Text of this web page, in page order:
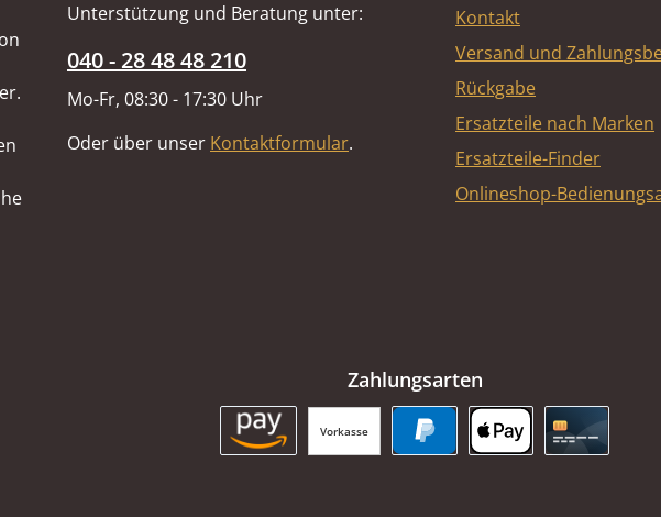
Unterstützung und Beratung unter:
040 - 28 48 48 210
Mo-Fr, 08:30 - 17:30 Uhr
Oder über unser Kontaktformular.
Kontakt
Versand und
Rückgabe
Ersatzteile nach Marken
Ersatzteile-Finder
Onlineshop-
Zahlungsarten
Vorkasse